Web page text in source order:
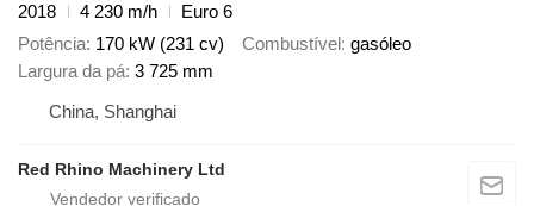
2018
4 230 m/h
Euro 6
Potência 170 kW (231 cv) Combustível gasóleo
Largura da pá 3 725 mm
China, Shanghai
Red Rhino Machinery Ltd